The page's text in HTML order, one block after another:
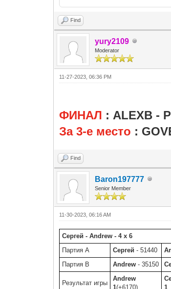
Find
yury2109
Moderator
11-27-2023, 06:36 PM
ФИНАЛ : ALEXB -
За 3-е место :
Find
Baron197777
Senior Member
11-30-2023, 06:16 AM
Сергей - Andrew - 4 x 6
Партия A
Сергей - 51440
Партия B
Andrew - 35150
Результат игры
Andrew
1(+6170)
1